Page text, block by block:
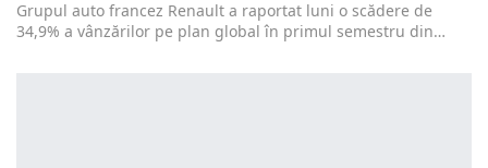
Grupul auto francez Renault a raportat luni o scădere de
34,9% a vânzărilor pe plan global în primul semestru din…